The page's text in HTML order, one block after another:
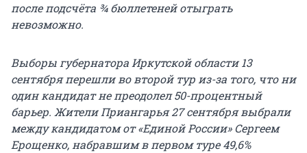
после подсчёта ¾ бюллетеней отыграть
невозможно.
Выборы губернатора Иркутской области 13
сентября перешли во второй тур из-за того, что ни
один кандидат не преодолел 50-процентный
барьер. Жители Приангарья 27 сентября выбрали
между кандидатом от «Единой России» Сергеем
Ерощенко, набравшим в первом туре 49,6%